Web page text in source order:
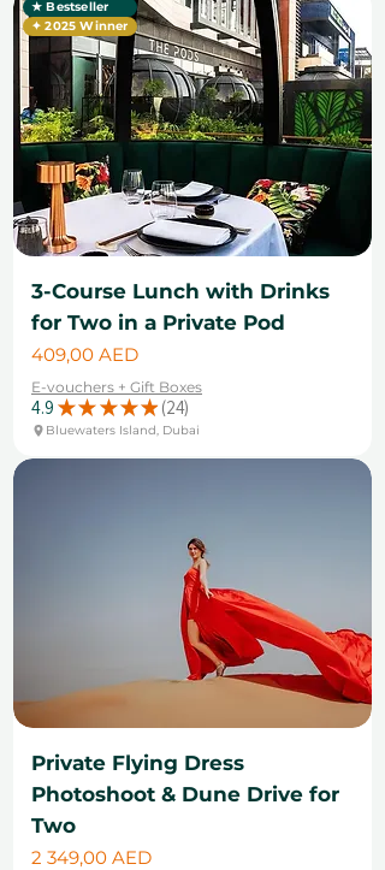
★ Bestseller
✦ 2025 Winner
3-Course Lunch with Drinks
for Two in a Private Pod
Цена
409,00 AED
E-vouchers + Gift Boxes
4.9 ★ ★ ★ ★ ★ 24
24
Bluewaters Island, Dubai
Private Flying Dress
Photoshoot & Dune Drive for
Two
Цена
2 349,00 AED